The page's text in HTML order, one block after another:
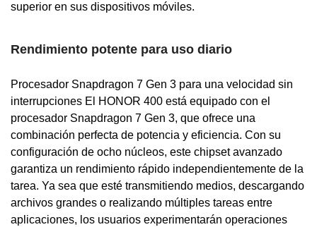
superior en sus dispositivos móviles.
Rendimiento potente para uso diario
Procesador Snapdragon 7 Gen 3 para una velocidad sin
interrupciones El HONOR 400 está equipado con el
procesador Snapdragon 7 Gen 3, que ofrece una
combinación perfecta de potencia y eficiencia. Con su
configuración de ocho núcleos, este chipset avanzado
garantiza un rendimiento rápido independientemente de la
tarea. Ya sea que esté transmitiendo medios, descargando
archivos grandes o realizando múltiples tareas entre
aplicaciones, los usuarios experimentarán operaciones